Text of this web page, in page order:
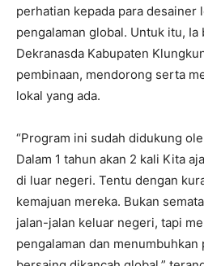
perhatian kepada para desainer
pengalaman global. Untuk itu, Ia
Dekranasda Kabupaten
pembinaan, mendorong serta
lokal yang ada.
“Program ini sudah didukung
Dalam 1 tahun akan 2 kali Kita
di luar negeri. Tentu dengan
kemajuan mereka. Bukan
jalan-jalan keluar negeri, tapi
pengalaman dan